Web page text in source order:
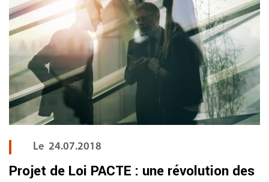
Le 24.07.2018
Projet de Loi PACTE : une révolution des